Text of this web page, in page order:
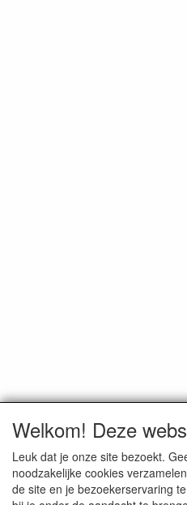
Welkom! Deze
Leuk dat je onze site bezoekt.
noodzakelijke cookies
de site en je bezoekerservaring